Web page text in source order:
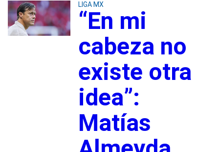
LIGA MX
“En mi
cabeza no
existe otra
idea”:
Matías